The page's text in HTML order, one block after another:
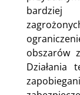
bardziej
obszarów